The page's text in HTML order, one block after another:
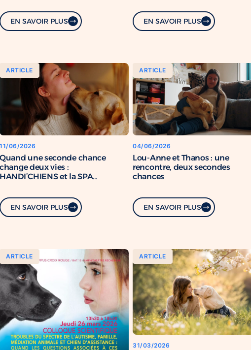
EN SAVOIR PLUS EN SAVOIR PLUS
ARTICLE
11/06/2026
Quand une seconde chance
change deux vies :
HANDI’CHIENS et la SPA
commun
EN SAVOIR PLUS
ARTICLE
04/06/2026
Lou-Anne et Thanos : une
rencontre, deux secondes
chances
EN SAVOIR PLUS
ARTICLE ARTICLE
31/03/2026